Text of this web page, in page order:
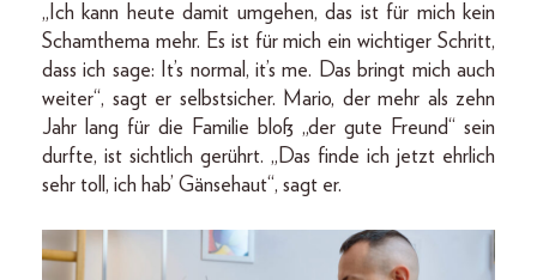
„Ich kann heute damit umgehen, das ist für mich kein
Schamthema mehr. Es ist für mich ein wichtiger Schritt,
dass ich sage: It’s normal, it’s me. Das bringt mich auch
weiter“, sagt er selbstsicher. Mario, der mehr als zehn
Jahr lang für die Familie bloß „der gute Freund“ sein
durfte, ist sichtlich gerührt. „Das finde ich jetzt ehrlich
sehr toll, ich hab’ Gänsehaut“, sagt er.